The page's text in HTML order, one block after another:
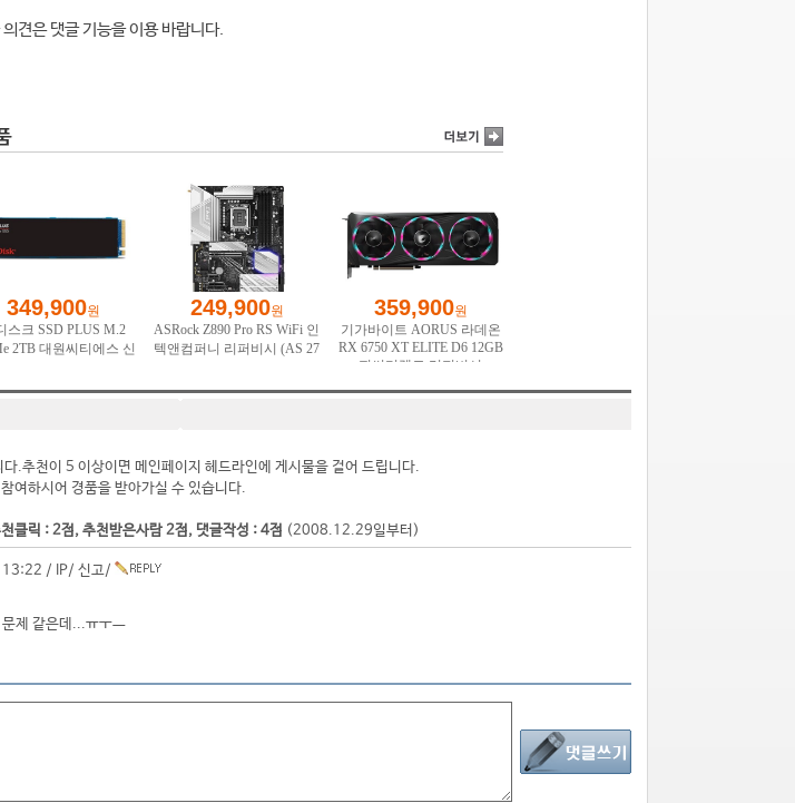
견은 댓글 기능을 이용 바랍니다.
.추천이 5 이상이면 메인페이지 헤드라인에 게시물을 걸어 드립니다.
여하시어 경품을 받아가실 수 있습니다.
클릭 : 2점, 추천받은사람 2점, 댓글작성 : 4점 (2008.12.29일부터)
/ IP/ 신고/
제 같은데...ㅠㅜㅡ